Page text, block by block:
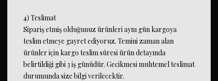
4) Teslimat
Sipariş etmiş olduğunuz ürünleri aynı gün kargoya
teslim etmeye gayret ediyoruz. Temini zaman alan
ürünler için kargo teslim süresi ürün detayında
belirtildiği gibi 3 iş günüdür. Gecikmesi muhtemel teslimat
durumunda size bilgi verilecektir.